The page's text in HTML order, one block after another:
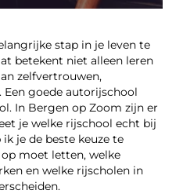
stap in je leven te
betekent niet alleen leren
zelfvertrouwen,
goede autorijschool
In Bergen op Zoom zijn er
je welke rijschool echt bij
je de beste keuze te
moet letten, welke
en welke rijscholen in